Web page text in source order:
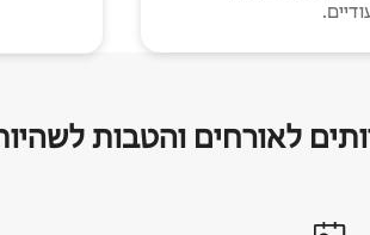
לאורחים והטבות